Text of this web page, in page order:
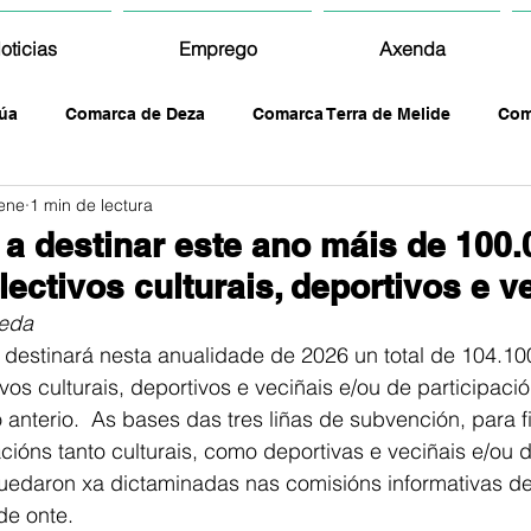
Emprego Axenda
Comarca de Deza Comarca Terra de Melide
destinar este ano máis de
culturais, deportivos e
1 min de lectura
nesta anualidade de 2026 un total de
culturais, deportivos e veciñais e/ou de
As bases das tres liñas de subvención, para
tanto culturais, como deportivas e veciñais e/ou
xa dictaminadas nas comisións informativas
onte.